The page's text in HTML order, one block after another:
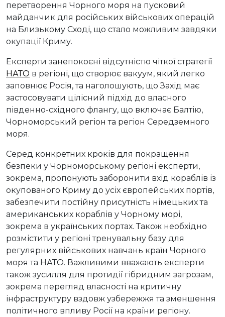
перетворення Чорного моря на пусковий
майданчик для російських військових операцій
на Близькому Сході, що стало можливим завдяки
окупації Криму.
Експерти занепокоєні відсутністю чіткої стратегії
НАТО в регіоні, що створює вакуум, який легко
заповнює Росія, та наголошують, що Захід має
застосовувати цілісний підхід до власного
південно-східного флангу, що включає Балтію,
Чорноморський регіон та регіон Середземного
моря.
Серед конкретних кроків для покращення
безпеки у Чорноморському регіоні експерти,
зокрема, пропонують заборонити вхід кораблів із
окупованого Криму до усіх європейських портів,
забезпечити постійну присутність німецьких та
американських кораблів у Чорному морі,
зокрема в українських портах. Також необхідно
розмістити у регіоні тренувальну базу для
регулярних військових навчань країн Чорного
моря та НАТО. Важливими вважають експерти
також зусилля для протидії гібридним загрозам,
зокрема перегляд власності на критичну
інфраструктуру вздовж узбережжя та зменшення
політичного впливу Росії на країни регіону.